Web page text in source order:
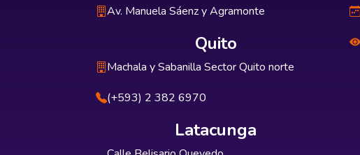
Av. Manuela Sáenz y Agramonte
Quito
Machala y Sabanilla Sector Quito norte
(+593) 2 382 6970
Latacunga